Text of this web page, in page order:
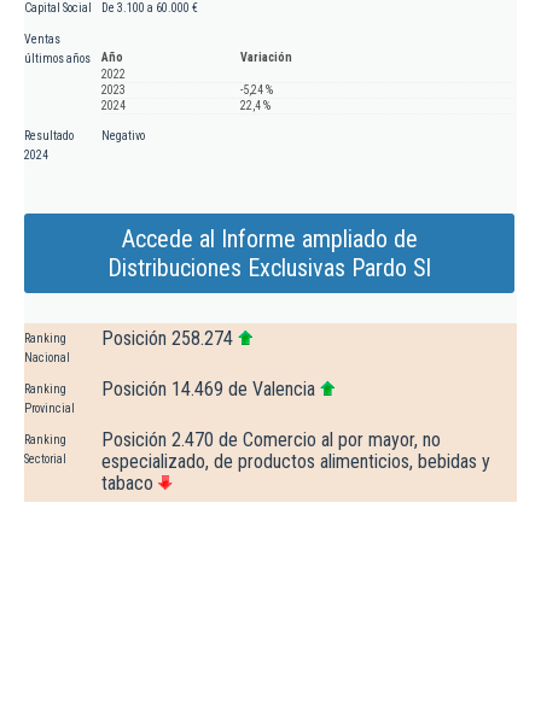
Capital Social De 3.100 a 60.000 €
Ventas
últimos años
Año
Variación
2022
2023
-5,24 %
2024
22,4 %
Resultado
2024
Negativo
Accede al Informe ampliado de
Distribuciones Exclusivas Pardo Sl
Ranking
Nacional
Posición 258.274
Ranking
Provincial
Posición 14.469 de Valencia
Ranking
Sectorial
Posición 2.470 de Comercio al por mayor, no
especializado, de productos alimenticios, bebidas y
tabaco